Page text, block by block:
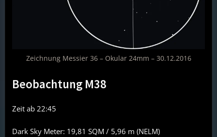
Zeichnung Messier 36 – Okular 24mm – 30.12.2016
Beobachtung M38
Zeit ab 22:45
Dark Sky Meter: 19,81 SQM / 5,96 m (NELM)